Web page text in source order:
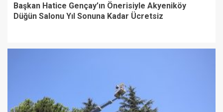
Başkan Hatice Gençay’ın Önerisiyle Akyeniköy
Düğün Salonu Yıl Sonuna Kadar Ücretsiz